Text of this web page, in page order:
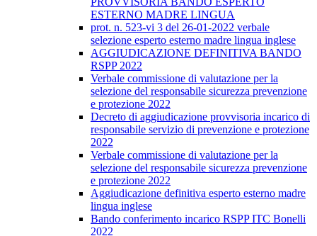
ESTERNO MADRE LINGUA
prot. n. 523-vi 3 del 26-01-2022 verbale
selezione esperto esterno madre lingua inglese
AGGIUDICAZIONE DEFINITIVA BANDO
RSPP 2022
Verbale commissione di valutazione per la
selezione del responsabile sicurezza prevenzione
e protezione 2022
Decreto di aggiudicazione provvisoria incarico di
responsabile servizio di prevenzione e protezione
2022
Verbale commissione di valutazione per la
selezione del responsabile sicurezza prevenzione
e protezione 2022
Aggiudicazione definitiva esperto esterno madre
lingua inglese
Bando conferimento incarico RSPP ITC Bonelli
2022